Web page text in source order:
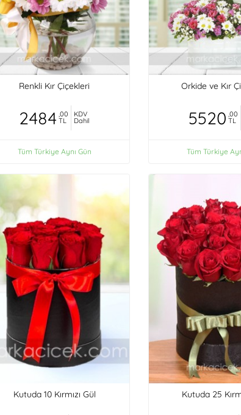
Renkli Kır Çiçekleri
2484 ,00
TL
KDV
Dahil
Tüm Türkiye Aynı Gün
Orkide ve Kır
5520 ,00
TL
Tüm Türkiye
Kutuda 10 Kırmızı Gül Kutuda 25